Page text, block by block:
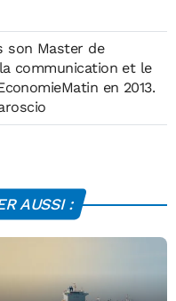
communication et le
en 2013.
AUSSI :